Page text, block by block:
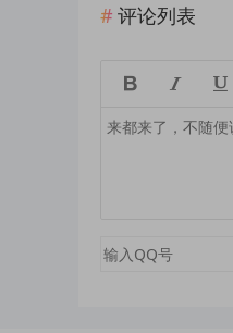
评论列表
  